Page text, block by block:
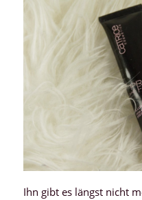
Ihn gibt es längst nicht